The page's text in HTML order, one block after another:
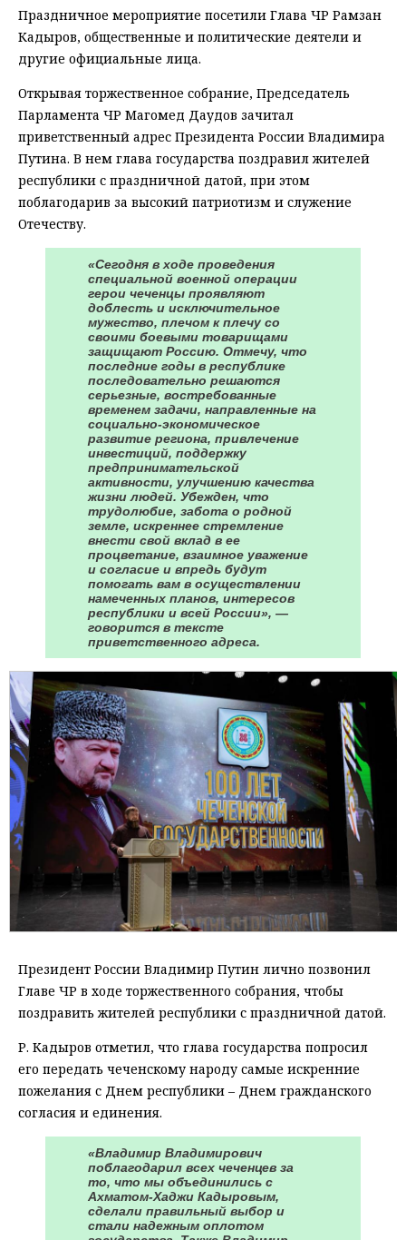
Праздничное мероприятие посетили Глава ЧР Рамзан
Кадыров, общественные и политические деятели и
другие официальные лица.
Открывая торжественное собрание, Председатель
Парламента ЧР Магомед Даудов зачитал
приветственный адрес Президента России Владимира
Путина. В нем глава государства поздравил жителей
республики с праздничной датой, при этом
поблагодарив за высокий патриотизм и служение
Отечеству.
«Сегодня в ходе проведения
специальной военной операции
герои чеченцы проявляют
доблесть и исключительное
мужество, плечом к плечу со
своими боевыми товарищами
защищают Россию. Отмечу, что
последние годы в республике
последовательно решаются
серьезные, востребованные
временем задачи, направленные на
социально-экономическое
развитие региона, привлечение
инвестиций, поддержку
предпринимательской
активности, улучшению качества
жизни людей. Убежден, что
трудолюбие, забота о родной
земле, искреннее стремление
внести свой вклад в ее
процветание, взаимное уважение
и согласие и впредь будут
помогать вам в осуществлении
намеченных планов, интересов
республики и всей России», —
говорится в тексте
приветственного адреса.
Президент России Владимир Путин лично позвонил
Главе ЧР в ходе торжественного собрания, чтобы
поздравить жителей республики с праздничной датой.
Р. Кадыров отметил, что глава государства попросил
его передать чеченскому народу самые искренние
пожелания с Днем республики – Днем гражданского
согласия и единения.
«Владимир Владимирович
поблагодарил всех чеченцев за
то, что мы объединились с
Ахматом-Хаджи Кадыровым,
сделали правильный выбор и
стали надежным оплотом